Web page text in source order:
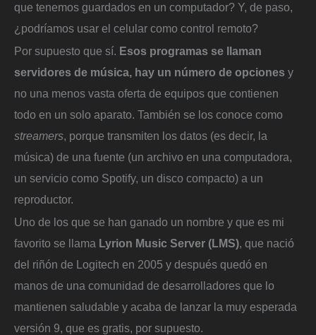
que tenemos guardados en un computador? Y, de paso,
¿podríamos usar el celular como control remoto?
Por supuesto que sí. Esos programas se llaman
servidores de música, hay un número de opciones y
no una menos vasta oferta de equipos que contienen
todo en un solo aparato. También se los conoce como
streamers, porque transmiten los datos (es decir, la
música) de una fuente (un archivo en una computadora,
un servicio como Spotify, un disco compacto) a un
reproductor.
Uno de los que se han ganado un nombre y que es mi
favorito se llama Lyrion Music Server (LMS) , que nació
del riñón de Logitech en 2005 y después quedó en
manos de una comunidad de desarrolladores que lo
mantienen saludable y acaba de lanzar la muy esperada
versión 9, que es gratis, por supuesto.